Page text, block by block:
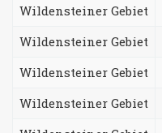
Wildensteiner Gebiet
Wildensteiner Gebiet
Wildensteiner Gebiet
Wildensteiner Gebiet